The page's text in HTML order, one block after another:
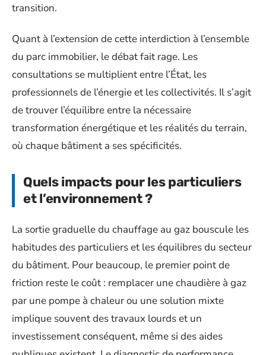
transition.
Quant à l’extension de cette interdiction à l’ensemble
du parc immobilier, le débat fait rage. Les
consultations se multiplient entre l’État, les
professionnels de l’énergie et les collectivités. Il s’agit
de trouver l’équilibre entre la nécessaire
transformation énergétique et les réalités du terrain,
où chaque bâtiment a ses spécificités.
Quels impacts pour les particuliers
et l’environnement ?
La sortie graduelle du chauffage au gaz bouscule les
habitudes des particuliers et les équilibres du secteur
du bâtiment. Pour beaucoup, le premier point de
friction reste le coût : remplacer une chaudière à gaz
par une pompe à chaleur ou une solution mixte
implique souvent des travaux lourds et un
investissement conséquent, même si des aides